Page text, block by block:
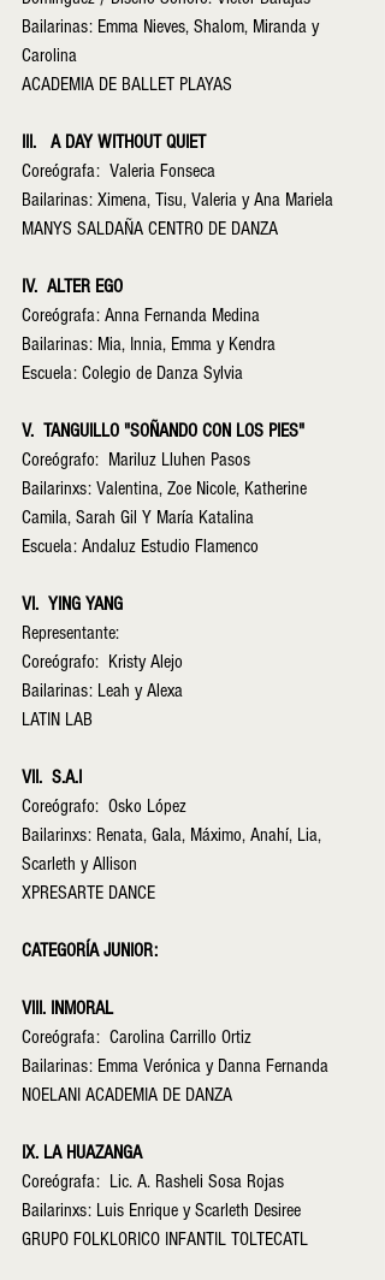
Bailarinas: Emma Nieves, Shalom, Miranda y
Carolina
ACADEMIA DE BALLET PLAYAS
III.   A DAY WITHOUT QUIET
Coreógrafa:  Valeria Fonseca
Bailarinas: Ximena, Tisu, Valeria y Ana Mariela
MANYS SALDAÑA CENTRO DE DANZA
IV.  ALTER EGO
Coreógrafa: Anna Fernanda Medina
Bailarinas: Mia, Innia, Emma y Kendra
Escuela: Colegio de Danza Sylvia
V.  TANGUILLO "SOÑANDO CON LOS PIES"
Coreógrafo:  Mariluz Lluhen Pasos
Bailarinxs: Valentina, Zoe Nicole, Katherine
Camila, Sarah Gil Y María Katalina
Escuela: Andaluz Estudio Flamenco
VI.  YING YANG
Representante:
Coreógrafo:  Kristy Alejo
Bailarinas: Leah y Alexa
LATIN LAB
VII.  S.A.I
Coreógrafo:  Osko López
Bailarinxs: Renata, Gala, Máximo, Anahí, Lia,
Scarleth y Allison
XPRESARTE DANCE
CATEGORÍA JUNIOR:
VIII. INMORAL
Coreógrafa:  Carolina Carrillo Ortiz
Bailarinas: Emma Verónica y Danna Fernanda
NOELANI ACADEMIA DE DANZA
IX. LA HUAZANGA
Coreógrafa:  Lic. A. Rasheli Sosa Rojas
Bailarinxs: Luis Enrique y Scarleth Desiree
GRUPO FOLKLORICO INFANTIL TOLTECATL